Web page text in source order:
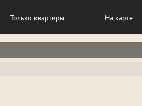
Только квартиры На карте